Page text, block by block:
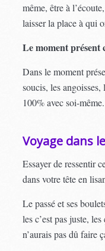
même, être à
laisser la place à qui
Le moment présent
Dans le moment
soucis, les
100% avec soi-même.
Voyage dans
Essayer de ressentir
dans votre tête en
Le passé et ses
les c’est pas juste,
n’aurais pas dû faire